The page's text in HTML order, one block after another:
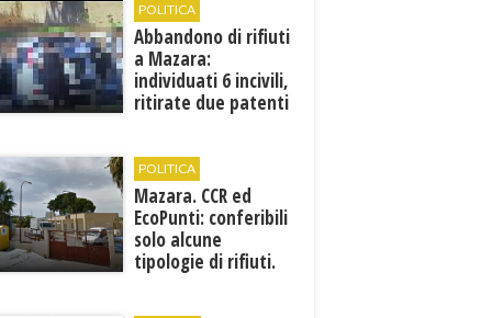
POLITICA
Abbandono di rifiuti
a Mazara:
individuati 6 incivili,
ritirate due patenti
POLITICA
Mazara. CCR ed
EcoPunti: conferibili
solo alcune
tipologie di rifiuti.